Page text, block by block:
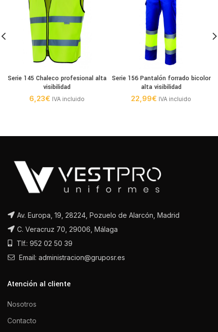
Serie 145 Chaleco profesional alta
visibilidad
6,23€ IVA incluido
Serie 156 Pantalón forrado bicolor
alta visibilidad
22,99€ IVA incluido
Av. Europa, 19, 28224, Pozuelo de Alarcón, Madrid
C. Veracruz 70, 29006, Málaga
Tlf.: 952 02 50 39
Email: administracion@gruposr.es
Atención al cliente
Nosotros
Contacto